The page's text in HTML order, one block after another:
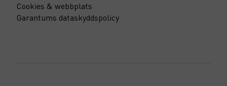
Cookies & webbplats
Garantums dataskyddspolicy